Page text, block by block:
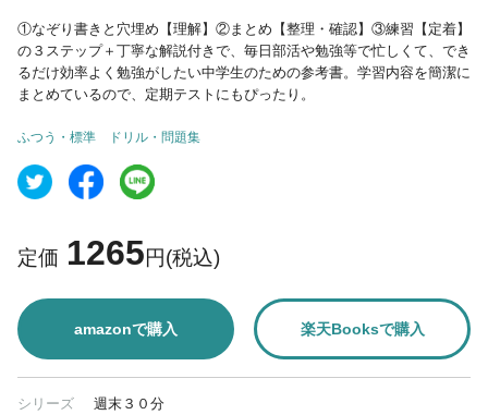
①なぞり書きと穴埋め【理解】②まとめ【整理・確認】③練習【定着】
の３ステップ＋丁寧な解説付きで、毎日部活や勉強等で忙しくて、でき
るだけ効率よく勉強がしたい中学生のための参考書。学習内容を簡潔に
まとめているので、定期テストにもぴったり。
ふつう・標準 ドリル・問題集
定価 1265円(税込)
amazonで購入 楽天Booksで購入
シリーズ 週末３０分